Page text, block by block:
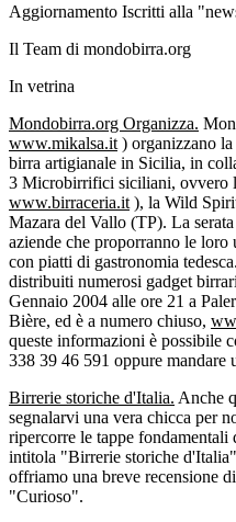
Aggiornamento Iscritti alla
Il Team di mondobirra.org
In vetrina
Mondobirra.org Organizza.
www.mikalsa.it ) organizzano
birra artigianale in Sicilia, in
3 Microbirrifici siciliani, ovvero
www.birraceria.it ), la Wild
Mazara del Vallo (TP). La
aziende che proporranno le
con piatti di gastronomia
distribuiti numerosi gadget
Gennaio 2004 alle ore 21 a
Bière, ed è a numero chiuso,
queste informazioni è possibile
338 39 46 591 oppure mandare
Birrerie storiche d'Italia. Anche
segnalarvi una vera chicca per
ripercorre le tappe
intitola "Birrerie storiche
offriamo una breve recensione
"Curioso".